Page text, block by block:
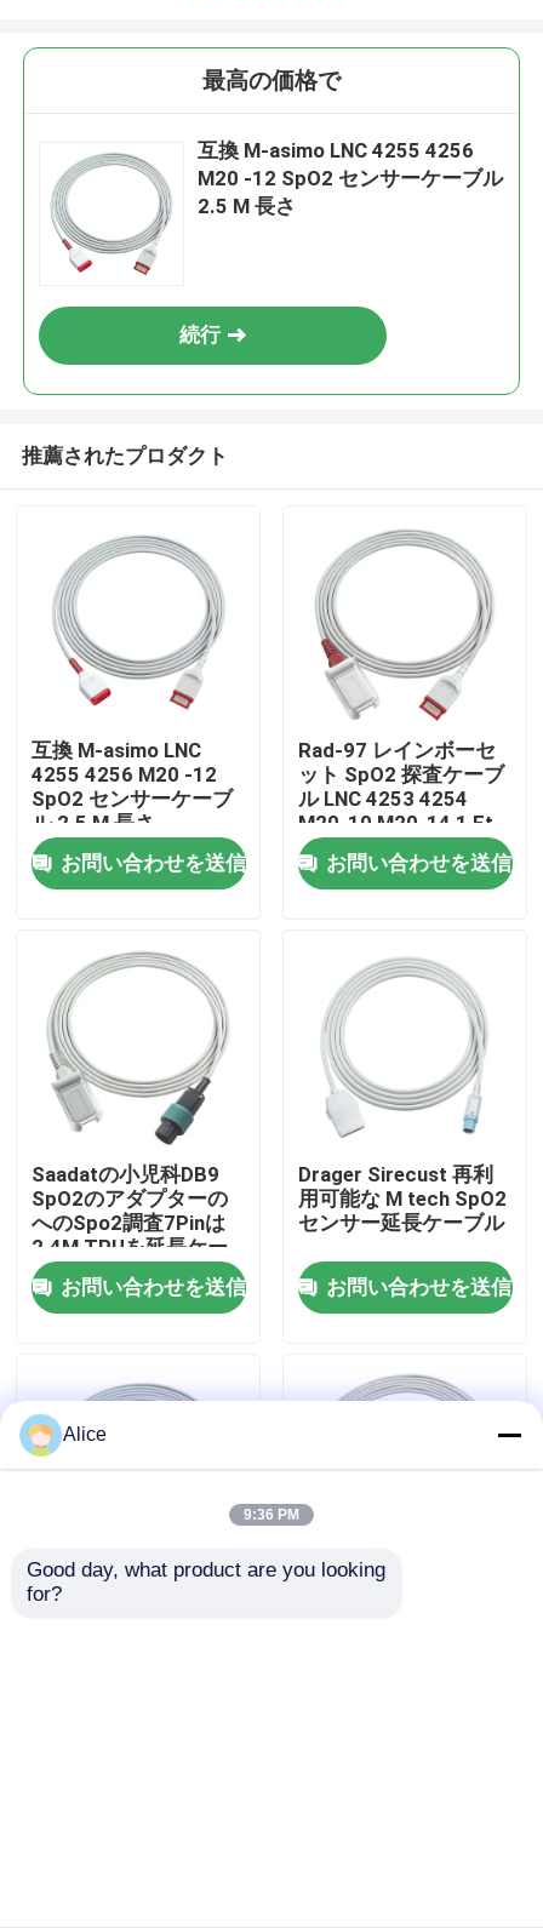
プロダクト
私達について
品質管理
私達に連絡しなさい
場合
引用を要求しなさい
使い捨て可能なSPO2センサー
SpO2センサー ケーブル
ECGのケーブルおよびリード線
最高の価格で
互換 M-asimo LNC 4255 4256
M20 -12 SpO2 センサーケーブル
2.5 M 長さ
続行
推薦されたプロダクト
互換 M-asimo LNC
4255 4256 M20 -12
SpO2 センサーケーブ
ル 2.5 M 長さ
お問い合わせを送信
Rad-97 レインボーセ
ット SpO2 探査ケーブ
ル LNC 4253 4254
M20-10 M20-14 1 Ft
お問い合わせを送信
Saadatの小児科DB9
SpO2のアダプターの
へのSpo2調査7Pinは
2.4M TPUを延長ケー
ブル
お問い合わせを送信
Drager Sirecust 再利
用可能な M tech SpO2
センサー延長ケーブル
お問い合わせを送信
ドラガー・シーメンズ
Alice
9:36 PM
Good day, what product are you looking
for?